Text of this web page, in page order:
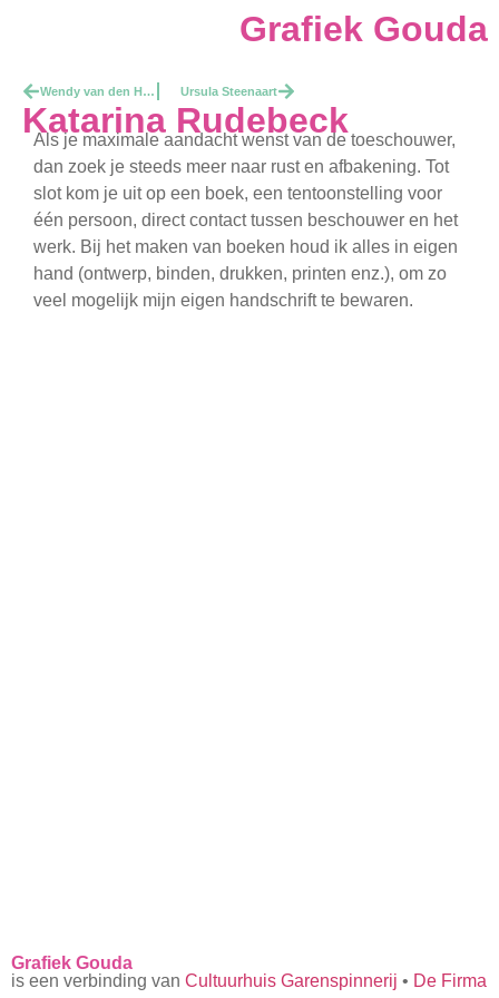
Grafiek Gouda
Wendy van den Heuvel Ursula Steenaart
Katarina Rudebeck
Als je maximale aandacht wenst van de toeschouwer,
dan zoek je steeds meer naar rust en afbakening. Tot
slot kom je uit op een boek, een tentoonstelling voor
één persoon, direct contact tussen beschouwer en het
werk. Bij het maken van boeken houd ik alles in eigen
hand (ontwerp, binden, drukken, printen enz.), om zo
veel mogelijk mijn eigen handschrift te bewaren.
Grafiek Gouda
is een verbinding van Cultuurhuis Garenspinnerij • De Firma